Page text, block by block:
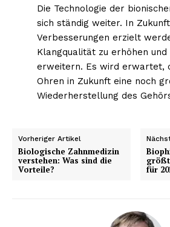
Die Technologie der
sich ständig weiter. In
Verbesserungen erzielt
Klangqualität zu erhöhen
erweitern. Es wird erwartet,
Ohren in Zukunft eine noch
Wiederherstellung des
Vorheriger Artikel
Biologische Zahnmedizin
verstehen: Was sind die
Vorteile?
für